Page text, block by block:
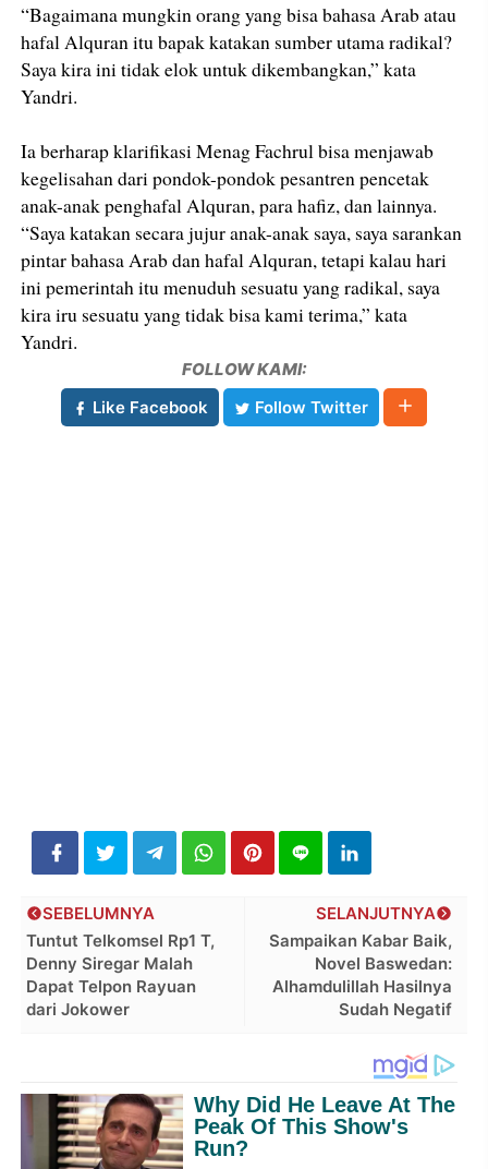
“Bagaimana mungkin orang yang bisa bahasa Arab atau
hafal Alquran itu bapak katakan sumber utama radikal?
Saya kira ini tidak elok untuk dikembangkan,” kata
Yandri.
Ia berharap klarifikasi Menag Fachrul bisa menjawab
kegelisahan dari pondok-pondok pesantren pencetak
anak-anak penghafal Alquran, para hafiz, dan lainnya.
“Saya katakan secara jujur anak-anak saya, saya sarankan
pintar bahasa Arab dan hafal Alquran, tetapi kalau hari
ini pemerintah itu menuduh sesuatu yang radikal, saya
kira iru sesuatu yang tidak bisa kami terima,” kata
Yandri.
FOLLOW KAMI:
Like Facebook
Follow Twitter
SELANJUTNYA
Sampaikan Kabar Baik,
Novel Baswedan:
Alhamdulillah Hasilnya
Sudah Negatif
SEBELUMNYA
Tuntut Telkomsel Rp1 T,
Denny Siregar Malah
Dapat Telpon Rayuan
dari Jokower